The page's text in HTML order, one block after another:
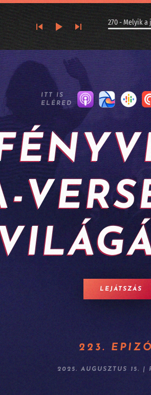
270 - Melyik a
270 - Melyik a jobb: a
269 - Kis magyar
268 - Kis magyar
267 - Argentinában jogi
266 - Longevity, sőt
265 - A Twitter alapítója
264 - Fújhatja-e a pápa az
263 - Kik rejtőznek az AI
262 - Lehet, hogy mégsem
261 - Viszlát LLM, jönnek a
257 - Sárkány ellen sárkányfű
ITT IS
ELÉRED
LEJÁTSZÁS
223.
2025. AUGUSZTUS 15. |